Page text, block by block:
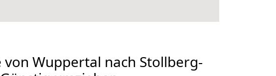
von Wuppertal nach Stollberg-